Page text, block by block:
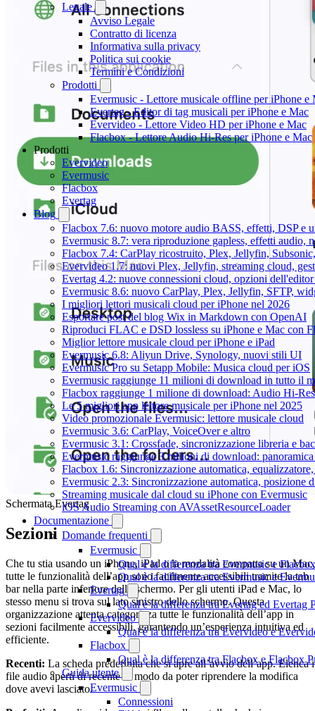
Legale
Avviso Legale
Contratto di licenza
Informativa sulla privacy
Politica sui cookie
Termini e Condizioni
Prodotti
Evermusic - Lettore musicale offline per iPhone e
Evertag - Editor di tag musicali per iPhone e Mac
Evervideo - Lettore Video HD per iPhone e Mac
Flacbox - Lettore Audio Hi-Res per iPhone e Mac
Prodotti
Evervideo
Evermusic
Flacbox
Evertag
Blog
Flacbox 7.6: nuovo motore audio BASS, effetti, DSP e
Evermusic 8.7: vera riproduzione gapless, effetti audio,
Flacbox 7.4: CarPlay ricostruito, Plex, Jellyfin,
Evervideo 1.7: nuovi Plex, Jellyfin, streaming cloud,
Evertag 4.2: nuove connessioni cloud, opzioni dell'editor
Evermusic 8.6: nuovo CarPlay, Plex, Jellyfin, SFTP,
I migliori lettori musicali cloud per iPhone nel 2026
Esportare post del blog Wix in Markdown con OpenAI
Riproduci FLAC e DSD lossless su iPhone e Mac con
Miglior lettore musicale cloud per iPhone e iPad
Evermusic 6.8: Aliyun Drive, Synology, nuovi stili UI
Evermusic Pro su Setapp Mobile: Musica cloud per iOS
Evermusic raggiunge 11 milioni di download in tutto il
Flacbox raggiunge 1 milione di download: Audio Hi-Res
Le 5 migliori app lettore musicale per iPhone nel 2025
Video promozionale Evermusic: lettore musicale cloud
Evermusic 3.6: CarPlay, VoiceOver e altro
Evermusic 3.1: Crossfade, sincronizzazione libreria e
Evermusic raggiunge 3 milioni di download:
Flacbox 1.6: Sincronizzazione automatica,
Evermusic 2.3: Sincronizzazione automatica, posizione
Streaming musicale dal cloud su iPhone con Evermusic
iOS Audio Streaming con AVAssetResourceLoader
Documentazione
Domande frequenti
Evermusic
Qual è la differenza tra Evermusic e Flacbox
Qual è la differenza tra Evermusic e
Evertag
Qual è la differenza tra Evertag ed Evertag
Evervideo
Qual è la differenza tra Evervideo e
Flacbox
Qual è la differenza tra Flacbox e Flacbox
Guida utente
Evermusic
Connessioni
Schermata Evertag
Sezioni
Che tu stia usando un iPhone, iPad o la modalità compatta su un Mac,
tutte le funzionalità dell’app sono facilmente accessibili tramite la tab
bar nella parte inferiore dello schermo. Per gli utenti iPad e Mac, lo
stesso menu si trova sul lato sinistro dello schermo. Questa
organizzazione attenta categorizza tutte le funzionalità dell’app in
sezioni facilmente accessibili, garantendo un’esperienza intuitiva ed
efficiente.
Recenti: La scheda predefinita che si apre all’avvio dell’app. Elenca i
file audio aperti di recente in modo da poter riprendere la modifica
dove avevi lasciato.